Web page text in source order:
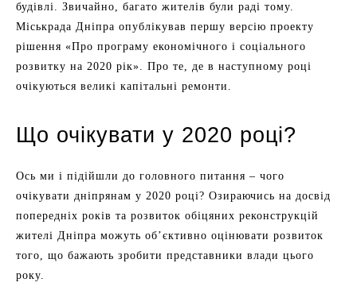
будівлі. Звичайно, багато жителів були раді тому.
Міськрада Дніпра опублікував першу версію проекту
рішення «Про програму економічного і соціального
розвитку на 2020 рік». Про те, де в наступному році
очікуються великі капітальні ремонти.
Що очікувати у 2020 році?
Ось ми і підійшли до головного питання – чого
очікувати дніпрянам у 2020 році? Озираючись на досвід
попередніх років та розвиток обіцяних реконструкцій
жителі Дніпра можуть об’єктивно оцінювати розвиток
того, що бажають зробити представники влади цього
року.